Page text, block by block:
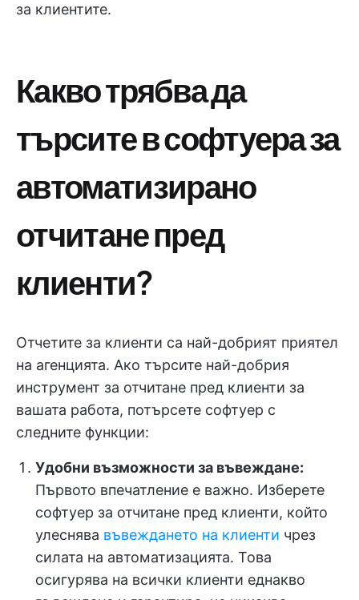
за клиентите.
Какво трябва да
търсите в софтуера за
автоматизирано
отчитане пред
клиенти?
Отчетите за клиенти са най-добрият приятел
на агенцията. Ако търсите най-добрия
инструмент за отчитане пред клиенти за
вашата работа, потърсете софтуер с
следните функции:
Удобни възможности за въвеждане:
Първото впечатление е важно. Изберете
софтуер за отчитане пред клиенти, който
улеснява въвеждането на клиенти чрез
силата на автоматизацията. Това
осигурява на всички клиенти еднакво